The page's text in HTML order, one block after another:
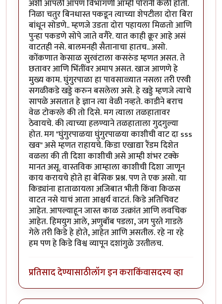
अशी आपली आपण विभागणी आम्ही पोरांनी केली होती.
निळा चतुर बिनधास्त पकडून त्याच्या शेपटीला दोरा बिरा
बांधून सोडणे.. म्हणजे उडता दोरा पहायला मिळतो आणि
पुन्हा पकडणे सोपे जाते वगैरे. यात काही क्रूर आहे असं
वाटतही नसे. बालमनही सैतानाचा हातच.. असो.
कोंकणात केसाळ सुरवंटाला कसरुंड म्हणत असत. ते
छतावर आणि भिंतींवर अमाप असत. खाज आणणे हे
मुख्य काम. घुंगुरपाळा हा पावसाळ्यात नसला तरी एरवी
सगळीकडे खड्डे करुन बसलेला असे. हे खड्डे म्हणजे त्याचे
सापळे असतात हे ज्ञान त्या वेळी नव्हते. काडीने बराच
वेळ टोकरले की तो दिसे. मग त्याला तळहातावर
ठेवायचे. की त्याच्या हलण्याने तळहाताला गुदगुल्या
होत. मग "घुंगुरपाळया घुंगुरपाळया काशीची वाट दा sss
खव" असे म्हणत राहायचे. किडा एखाद्या रैंडम दिशेत
वळला की ती दिशा काशीची असे आम्ही शंभर टक्के
मानत असू. वास्तविक आम्हाला काशीची दिशा जाणून
काय करायचे होते हा बेसिक प्रश्न. पण ते एक असो. या
किड्यांना हाताळायला अजिबात भीती किंवा किळस
वाटत नसे याचं आता आश्चर्य वाटतं. किडे अतिचिवट
आहेत. आपल्याहून जास्त काळ उत्क्रांत आणि लवचिक
आहेत. हिमयुग आले, अणुबॉंब पडला, जग पुरते गाडले
गेले तरी किडे हे होते, आहेत आणि असतील. रहे ना रहे
हम पण हे किडे विश्व व्यापून दशांगुळे उरतीलच.
प्रतिसाद देण्यासाठीलॉग इन कराकिंवासदस्य व्हा